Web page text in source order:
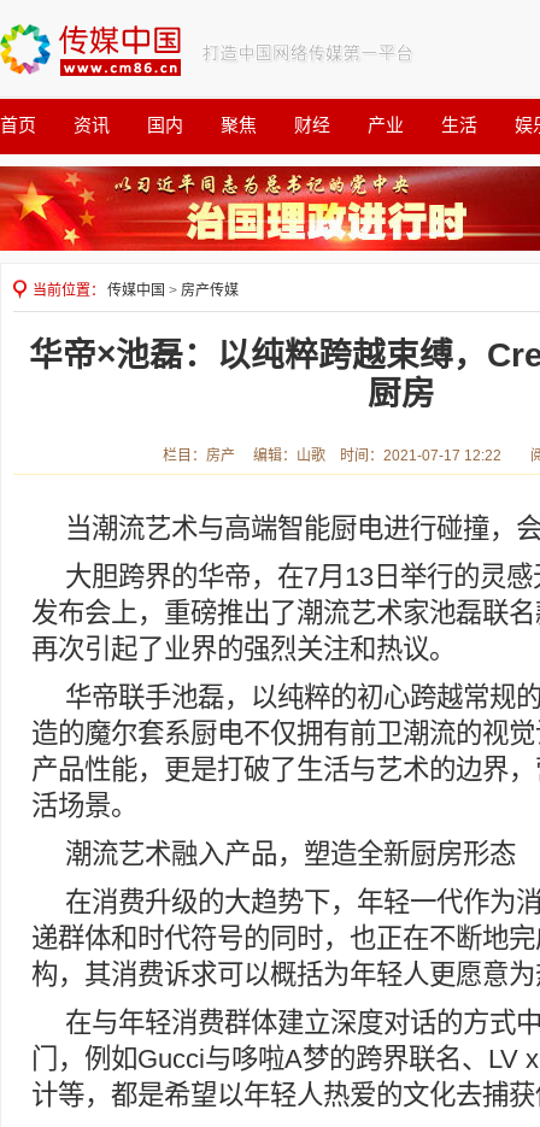
首页 资讯 国内 聚焦 财经 产业 生活 娱
观察 公益
当前位置： 传媒中国 > 房产传媒
华帝×池磊：以纯粹跨越束缚，
厨房
栏目：房产 编辑：山歌 时间：2021-07-17 12:22
当潮流艺术与高端智能厨电进行碰撞，
大胆跨界的华帝，在7月13日举行的灵
发布会上，重磅推出了潮流艺术家池磊联
再次引起了业界的强烈关注和热议。
华帝联手池磊，以纯粹的初心跨越常规
造的魔尔套系厨电不仅拥有前卫潮流的视
产品性能，更是打破了生活与艺术的边界
活场景。
潮流艺术融入产品，塑造全新厨房形态
在消费升级的大趋势下，年轻一代作为
递群体和时代符号的同时，也正在不断地
构，其消费诉求可以概括为年轻人更愿意
在与年轻消费群体建立深度对话的方式
门，例如Gucci与哆啦A梦的跨界联名、LV
计等，都是希望以年轻人热爱的文化去捕